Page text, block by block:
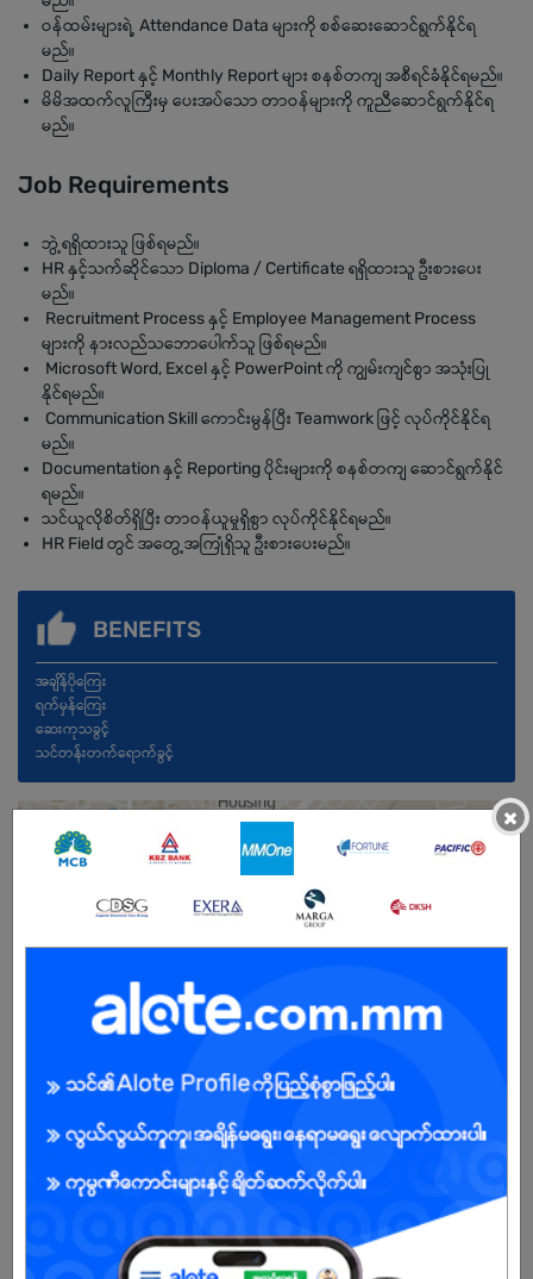
ဝန်ထမ်းများရဲ့ Attendance Data များကို စစ်ဆေးဆောင်ရွက်နိုင်ရ
မည်။
Daily Report နှင့် Monthly Report များ စနစ်တကျ အစီရင်ခံနိုင်ရမည်။
မိမိအထက်လူကြီးမှ ပေးအပ်သော တာဝန်များကို ကူညီဆောင်ရွက်နိုင်ရ
မည်။
Job Requirements
ဘွဲ့ရရှိထားသူ ဖြစ်ရမည်။
HR နှင့်သက်ဆိုင်သော Diploma / Certificate ရရှိထားသူ ဦးစားပေး
မည်။
Recruitment Process နှင့် Employee Management Process
များကို နားလည်သဘောပေါက်သူ ဖြစ်ရမည်။
Microsoft Word, Excel နှင့် PowerPoint ကို ကျွမ်းကျင်စွာ အသုံးပြု
နိုင်ရမည်။
Communication Skill ကောင်းမွန်ပြီး Teamwork ဖြင့် လုပ်ကိုင်နိုင်ရ
မည်။
Documentation နှင့် Reporting ပိုင်းများကို စနစ်တကျ ဆောင်ရွက်နိုင်
ရမည်။
သင်ယူလိုစိတ်ရှိပြီး တာဝန်ယူမှုရှိစွာ လုပ်ကိုင်နိုင်ရမည်။
HR Field တွင် အတွေ့အကြုံရှိသူ ဦးစားပေးမည်။
BENEFITS
အချိန်ပိုကြေး
ရက်မှန်ကြေး
ဆေးကုသခွင့်
သင်တန်းတက်ရောက်ခွင့်
Open To : Male/Female
About Our Company
DIKA stands as a prominent business consulting and solutions
provider, offering specialized expertise and extensive experience
×